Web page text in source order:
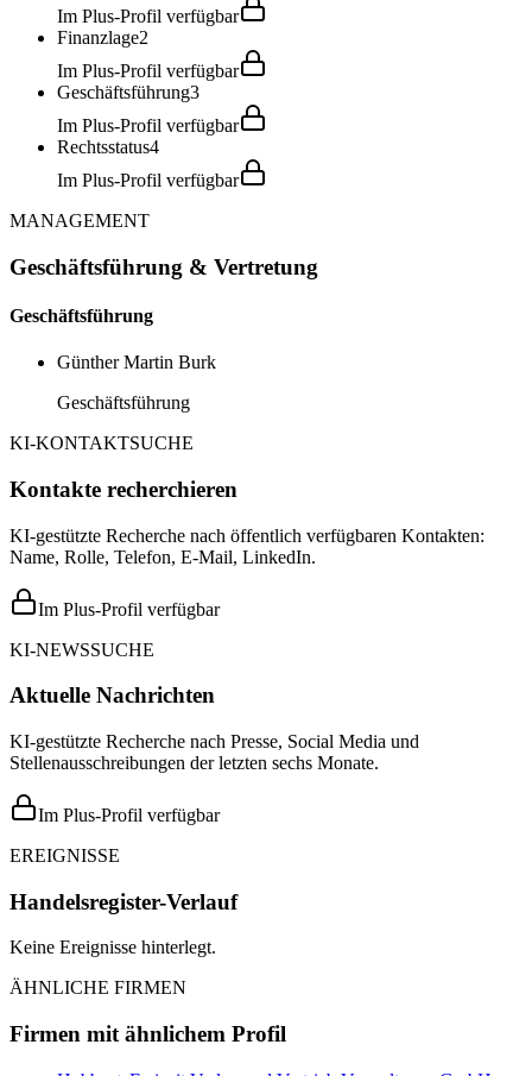
Im Plus-Profil verfügbar
Finanzlage2
Im Plus-Profil verfügbar
Geschäftsführung3
Im Plus-Profil verfügbar
Rechtsstatus4
Im Plus-Profil verfügbar
MANAGEMENT
Geschäftsführung & Vertretung
Geschäftsführung
Günther Martin Burk
Geschäftsführung
KI-KONTAKTSUCHE
Kontakte recherchieren
KI-gestützte Recherche nach öffentlich verfügbaren Kontakten:
Name, Rolle, Telefon, E-Mail, LinkedIn.
Im Plus-Profil verfügbar
KI-NEWSSUCHE
Aktuelle Nachrichten
KI-gestützte Recherche nach Presse, Social Media und
Stellenausschreibungen der letzten sechs Monate.
Im Plus-Profil verfügbar
EREIGNISSE
Handelsregister-Verlauf
Keine Ereignisse hinterlegt.
ÄHNLICHE FIRMEN
Firmen mit ähnlichem Profil